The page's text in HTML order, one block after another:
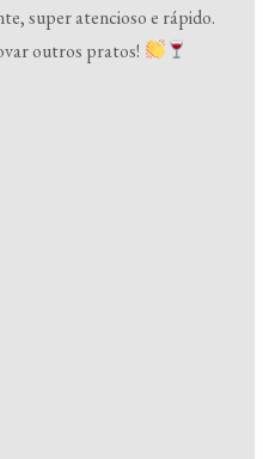
super atencioso e rápido.
outros pratos!